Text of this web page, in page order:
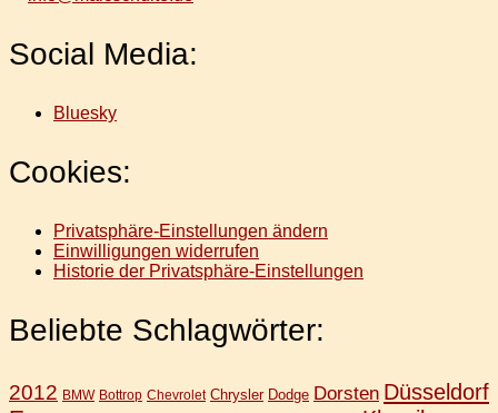
Social Media:
Bluesky
Cookies:
Privatsphäre-Einstellungen ändern
Einwilligungen widerrufen
Historie der Privatsphäre-Einstellungen
Beliebte Schlagwörter:
2012 BMW Bottrop Chevrolet Chrysler Dodge Dorsten Düsseldorf